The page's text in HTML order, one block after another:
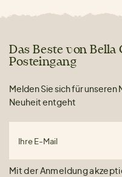
Das Beste von
Posteingang
Melden Sie sich für
Neuheit entgeht
Ihre E-Mail
Mit der Anmeldung